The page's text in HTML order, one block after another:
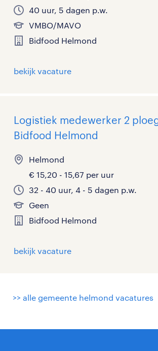
40 uur, 5 dagen p.w.
VMBO/MAVO
Bidfood Helmond
bekijk vacature
Logistiek medewerker 2
Bidfood Helmond
Helmond
€ 15,20 - 15,67 per uur
32 - 40 uur, 4 - 5 dagen p.w.
Geen
Bidfood Helmond
bekijk vacature
>> alle gemeente helmond vacatures